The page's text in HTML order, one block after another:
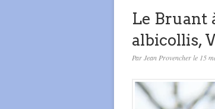
Le Bruant
albicollis,
Par Jean Provencher le 15